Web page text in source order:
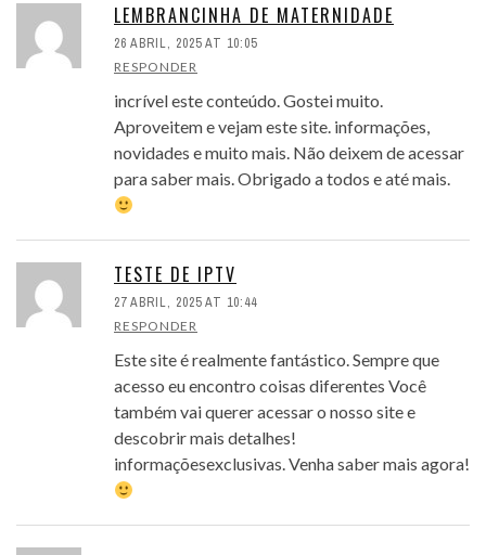
LEMBRANCINHA DE MATERNIDADE
26 ABRIL, 2025 AT 10:05
RESPONDER
incrível este conteúdo. Gostei muito.
Aproveitem e vejam este site. informações,
novidades e muito mais. Não deixem de acessar
para saber mais. Obrigado a todos e até mais.
TESTE DE IPTV
27 ABRIL, 2025 AT 10:44
RESPONDER
Este site é realmente fantástico. Sempre que
acesso eu encontro coisas diferentes Você
também vai querer acessar o nosso site e
descobrir mais detalhes!
informaçõesexclusivas. Venha saber mais agora!